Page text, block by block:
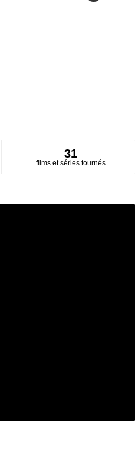
31
films et séries tournés